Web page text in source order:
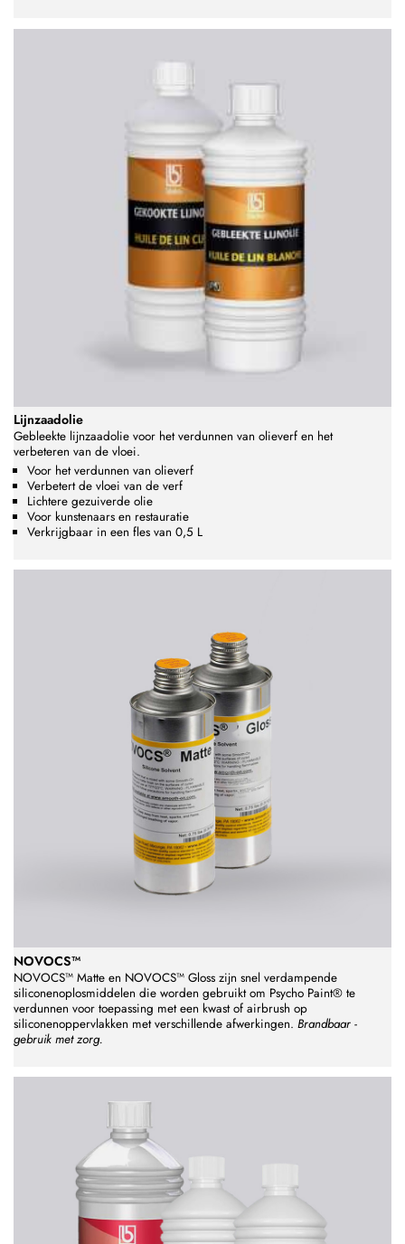
Lijnzaadolie
Gebleekte lijnzaadolie voor het verdunnen van olieverf en het
verbeteren van de vloei.
Voor het verdunnen van olieverf
Verbetert de vloei van de verf
Lichtere gezuiverde olie
Voor kunstenaars en restauratie
Verkrijgbaar in een fles van 0,5 L
NOVOCS™
NOVOCS™ Matte en NOVOCS™ Gloss zijn snel verdampende
siliconenoplosmiddelen die worden gebruikt om Psycho Paint® te
verdunnen voor toepassing met een kwast of airbrush op
siliconenoppervlakken met verschillende afwerkingen. Brandbaar -
gebruik met zorg.